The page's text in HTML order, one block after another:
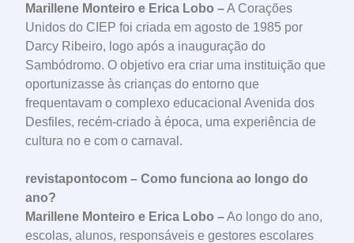
Marillene Monteiro e Erica Lobo –A Corações
Unidos do CIEP foi criada em agosto de 1985 por
Darcy Ribeiro, logo após a inauguração do
Sambódromo. O objetivo era criar uma instituição que
oportunizasse às crianças do entorno que
frequentavam o complexo educacional Avenida dos
Desfiles, recém-criado à época, uma experiência de
cultura no e com o carnaval.
revistapontocom – Como funciona ao longo do
ano?
Marillene Monteiro e Erica Lobo –Ao longo do ano,
escolas, alunos, responsáveis e gestores escolares